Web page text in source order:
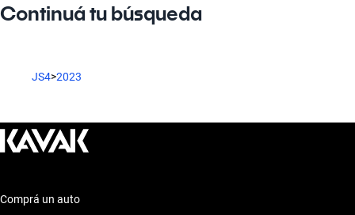
Continuá tu búsqueda
JS4>2023
Comprá un auto